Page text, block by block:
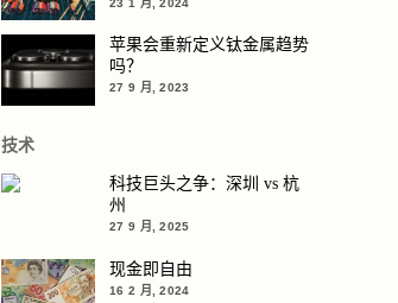
23 1 月, 2024
苹果会重新定义钛金属趋势
吗？
27 9 月, 2023
技术
科技巨头之争：深圳 vs 杭
州
27 9 月, 2025
现金即自由
16 2 月, 2024